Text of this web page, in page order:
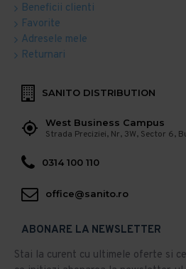
Beneficii clienti
Favorite
Adresele mele
Returnari
SANITO DISTRIBUTION
West Business Campus
Strada Preciziei, Nr, 3W, Sector 6,
0314 100 110
office@sanito.ro
ABONARE LA NEWSLETTER
Stai la curent cu ultimele oferte si